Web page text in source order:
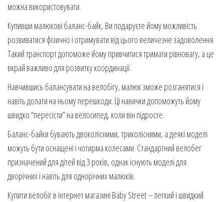
можна використовувати.
Купивши малюкові баланс-байк, Ви подаруєте йому можливість
розвиватися фізично і отримувати від цього величезне задоволення.
Такий транспорт допоможе йому привчитися тримати рівновагу, а це
вкрай важливо для розвитку координації.
Навчившись балансувати на велобігу, малюк зможе розганятися і
навіть долати на ньому перешкоди. Ці навички допоможуть йому
швидко “пересісти” на велосипед, коли він підросте.
Баланс-байки бувають двоколісними, триколісними, а деякі моделі
можуть бути оснащені і чотирма колесами. Стандартний велобег
призначений для дітей від 3 років, однак існують моделі для
дворічних і навіть для однорічних малюків.
Купити велобіг в інтернет магазині Baby Street – легкий і швидкий